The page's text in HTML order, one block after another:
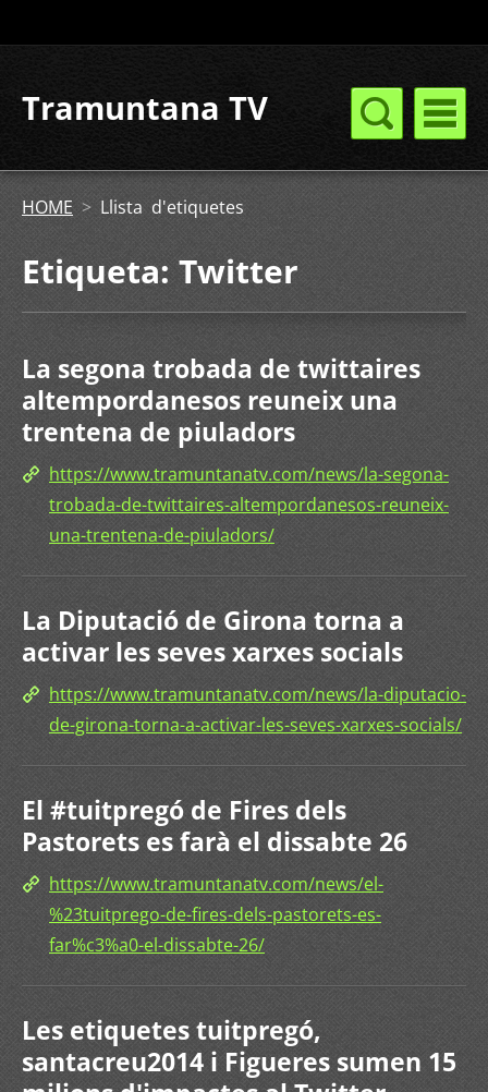
Tramuntana TV
HOME > Llista d'etiquetes
Etiqueta: Twitter
La segona trobada de twittaires
altempordanesos reuneix una
trentena de piuladors
https://www.tramuntanatv.com/news/la-segona-
trobada-de-twittaires-altempordanesos-reuneix-
una-trentena-de-piuladors/
La Diputació de Girona torna a
activar les seves xarxes socials
https://www.tramuntanatv.com/news/la-diputacio-
de-girona-torna-a-activar-les-seves-xarxes-socials/
El #tuitpregó de Fires dels
Pastorets es farà el dissabte 26
https://www.tramuntanatv.com/news/el-
%23tuitprego-de-fires-dels-pastorets-es-
far%c3%a0-el-dissabte-26/
Les etiquetes tuitpregó,
santacreu2014 i Figueres sumen 15